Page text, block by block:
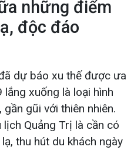
những điểm
độc đáo
dự báo xu thế được ưa
lắng xuống là loại hình
gũi với thiên nhiên.
Quảng Trị là cần có
thu hút du khách ngày